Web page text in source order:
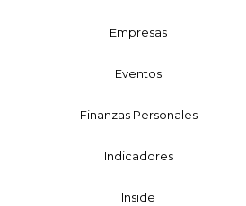
Empresas
Eventos
Finanzas Personales
Indicadores
Inside